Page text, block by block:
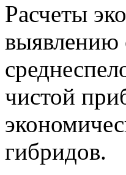
Расчеты
выявлению
чистой
гибридов.